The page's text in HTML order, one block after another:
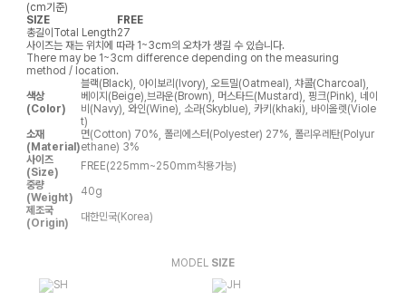
(cm기준)
SIZE
FREE
총길이 Total Length27
사이즈는 재는 위치에 따라 1~3cm의 오차가 생길 수 있습니다.
There may be 1~3cm difference depending on the measuring
method / location.
색상
(Color)
블랙(Black), 아이보리(Ivory), 오트밀(Oatmeal), 챠콜(Charcoal),
베이지(Beige),브라운(Brown), 머스타드(Mustard), 핑크(Pink), 네이
비(Navy), 와인(Wine), 소라(Skyblue), 카키(khaki), 바이올렛(Viole
t)
소재
(Material)
면(Cotton) 70%, 폴리에스터(Polyester) 27%, 폴리우레탄(Polyur
ethane) 3%
사이즈
(Size)
FREE(225mm~250mm착용가능)
중량
(Weight)
40g
제조국
(Origin)
대한민국(Korea)
MODEL SIZE